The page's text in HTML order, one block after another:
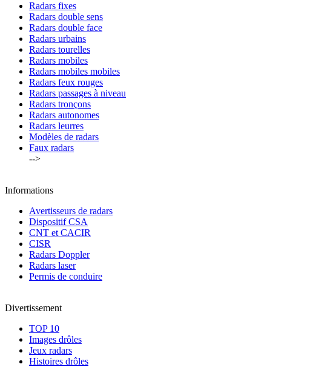
Radars fixes
Radars double sens
Radars double face
Radars urbains
Radars tourelles
Radars mobiles
Radars mobiles mobiles
Radars feux rouges
Radars passages à niveau
Radars tronçons
Radars autonomes
Radars leurres
Modèles de radars
Faux radars
-->
Informations
Avertisseurs de radars
Dispositif CSA
CNT et CACIR
CISR
Radars Doppler
Radars laser
Permis de conduire
Divertissement
TOP 10
Images drôles
Jeux radars
Histoires drôles